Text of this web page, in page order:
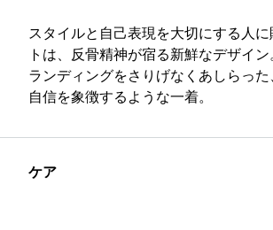
スタイルと自己表現を大切にする人
トは、反骨精神が宿る新鮮なデザイ
ランディングをさりげなくあしらった
自信を象徴するような一着。
ケア